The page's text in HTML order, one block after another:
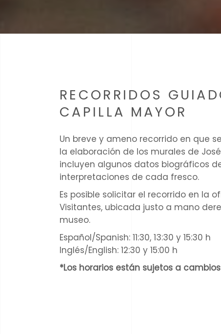
RECORRIDOS
CAPILLA MAYOR
Un breve y ameno recorrido en que
la elaboración de los murales de
incluyen algunos datos biográficos
interpretaciones de cada fresco.
Es posible solicitar el recorrido en la
Visitantes, ubicada justo a mano
museo.
Español/Spanish: 11:30, 13:30 y 15:30 h
Inglés/English: 12:30 y 15:00 h
*Los horarios están sujetos a